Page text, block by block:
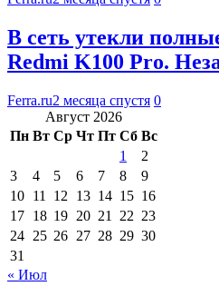
В сеть утекли
Redmi K100 Pro.
Ferra.ru2 месяца спустя 0
Август 2026
Пн Вт Ср Чт Пт Сб Вс
1
2
3
4 5 6 7 8
9
10 11 12 13 14 15 16
17 18 19 20 21 22 23
24 25 26 27 28 29 30
31
« Июл